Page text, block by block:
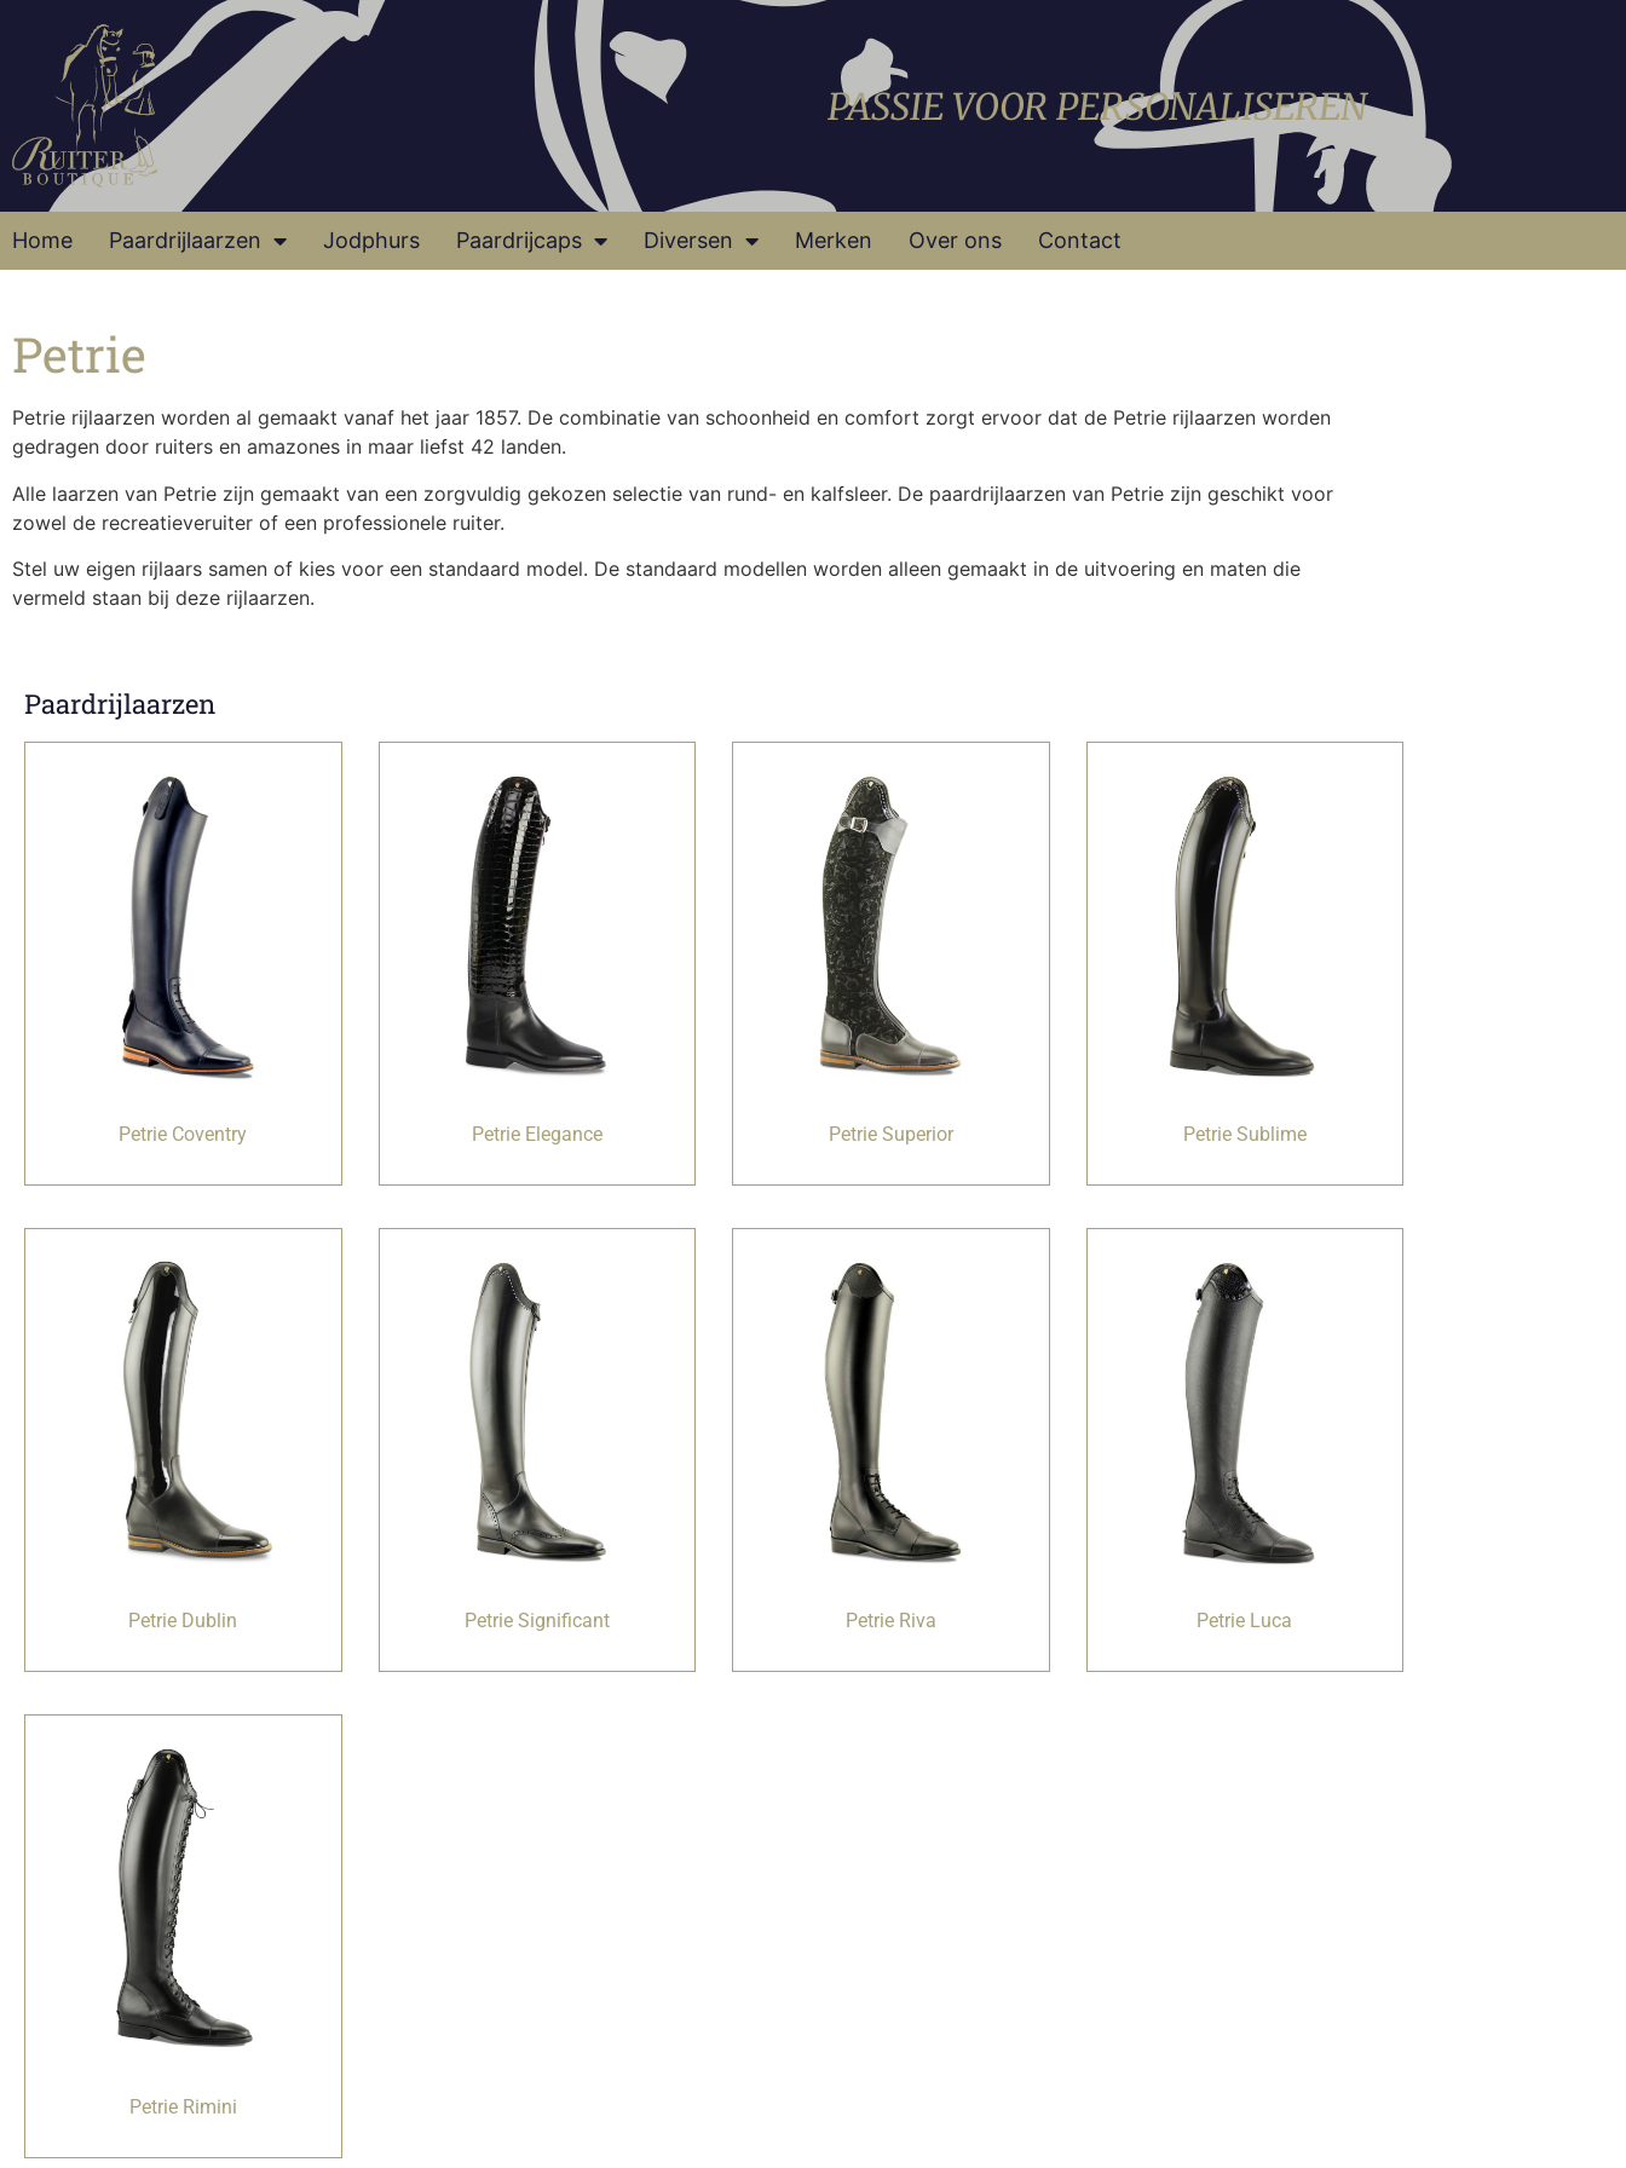
PASSIE VOOR PERSONALISEREN
Home Paardrijlaarzen Jodphurs Paardrijcaps Diversen Merken Over ons Contact
Petrie
Petrie rijlaarzen worden al gemaakt vanaf het jaar 1857. De combinatie van schoonheid en comfort zorgt ervoor dat de Petrie rijlaarzen worden
gedragen door ruiters en amazones in maar liefst 42 landen.
Alle laarzen van Petrie zijn gemaakt van een zorgvuldig gekozen selectie van rund- en kalfsleer. De paardrijlaarzen van Petrie zijn geschikt voor
zowel de recreatieveruiter of een professionele ruiter.
Stel uw eigen rijlaars samen of kies voor een standaard model. De standaard modellen worden alleen gemaakt in de uitvoering en maten die
vermeld staan bij deze rijlaarzen.
Paardrijlaarzen
Petrie Coventry Petrie Elegance Petrie Superior Petrie Sublime
Petrie Dublin Petrie Significant Petrie Riva Petrie Luca
Petrie Rimini